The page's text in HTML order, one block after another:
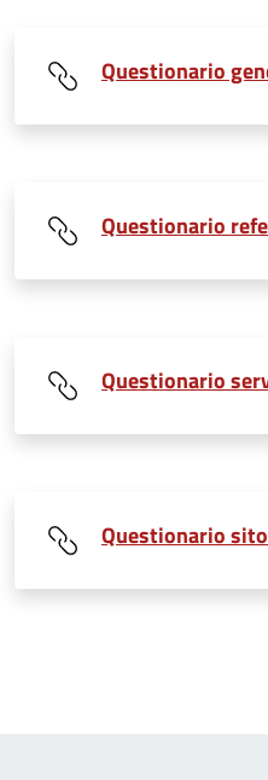
Questionario
Questionario
Questionario
Questionario